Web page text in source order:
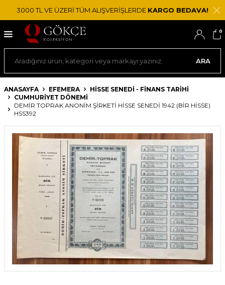
3000 TL VE ÜZERİ TÜM ALIŞVERİŞLERDE KARGO BEDAVA!
ARA
0
ANASAYFA EFEMERA
HISSE SENEDI - FINANS TARIHI
CUMHURIYET DÖNEMI
DEMIR TOPRAK ANONIM ŞIRKETI HISSE SENEDI 1942 (BIR HISSE)
HSS392